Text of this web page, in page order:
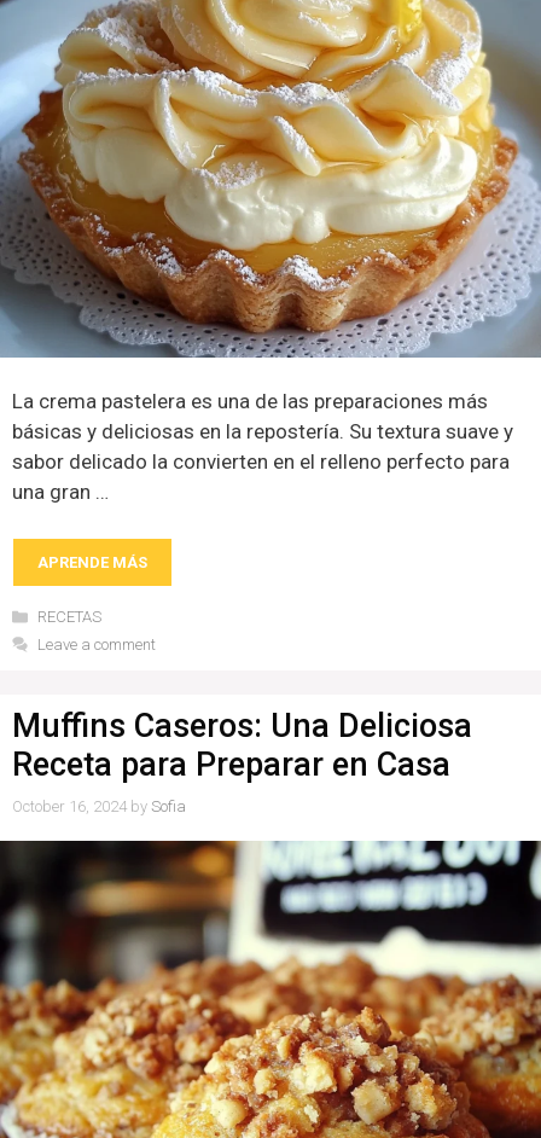
La crema pastelera es una de las preparaciones más
básicas y deliciosas en la repostería. Su textura suave y
sabor delicado la convierten en el relleno perfecto para
una gran …
APRENDE MÁS
Categories
RECETAS
Leave a comment
Muffins Caseros: Una Deliciosa
Receta para Preparar en Casa
October 16, 2024 by Sofia